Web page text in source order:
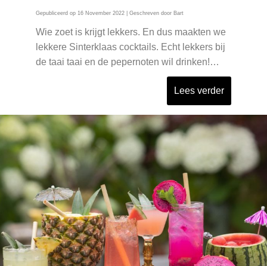
Gepubliceerd op 16 November 2022 | Geschreven door Bart
Wie zoet is krijgt lekkers. En dus maakten we
lekkere Sinterklaas cocktails. Echt lekkers bij
de taai taai en de pepernoten wil drinken!…
Lees verder